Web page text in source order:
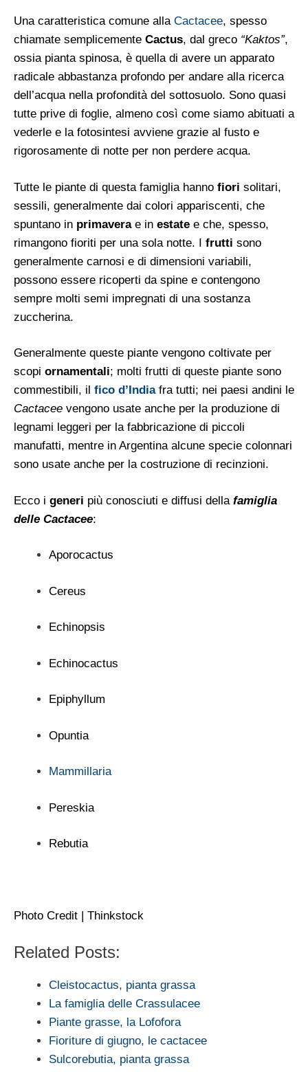
Una caratteristica comune alla Cactacee, spesso
chiamate semplicemente Cactus, dal greco “Kaktos”,
ossia pianta spinosa, è quella di avere un apparato
radicale abbastanza profondo per andare alla ricerca
dell’acqua nella profondità del sottosuolo. Sono quasi
tutte prive di foglie, almeno così come siamo abituati a
vederle e la fotosintesi avviene grazie al fusto e
rigorosamente di notte per non perdere acqua.
Tutte le piante di questa famiglia hanno fiori solitari,
sessili, generalmente dai colori appariscenti, che
spuntano in primaverae in estate e che, spesso,
rimangono fioriti per una sola notte. I frutti sono
generalmente carnosi e di dimensioni variabili,
possono essere ricoperti da spine e contengono
sempre molti semi impregnati di una sostanza
zuccherina.
Generalmente queste piante vengono coltivate per
scopi ornamentali; molti frutti di queste piante sono
commestibili, il fico d’Indiafra tutti; nei paesi andini le
Cactacee vengono usate anche per la produzione di
legnami leggeri per la fabbricazione di piccoli
manufatti, mentre in Argentina alcune specie colonnari
sono usate anche per la costruzione di recinzioni.
Ecco i generi più conosciuti e diffusi della famiglia
delle Cactacee:
Aporocactus
Cereus
Echinopsis
Echinocactus
Epiphyllum
Opuntia
Mammillaria
Pereskia
Rebutia
Photo Credit | Thinkstock
Related Posts:
Cleistocactus, pianta grassa
La famiglia delle Crassulacee
Piante grasse, la Lofofora
Fioriture di giugno, le cactacee
Sulcorebutia, pianta grassa